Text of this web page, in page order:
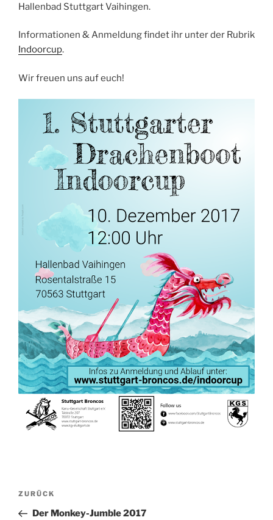
Hallenbad Stuttgart Vaihingen.
Informationen & Anmeldung findet ihr unter der Rubrik
Indoorcup.
Wir freuen uns auf euch!
Beitragsnavigation
Vorheriger
Beitrag
ZURÜCK
Der Monkey-Jumble 2017